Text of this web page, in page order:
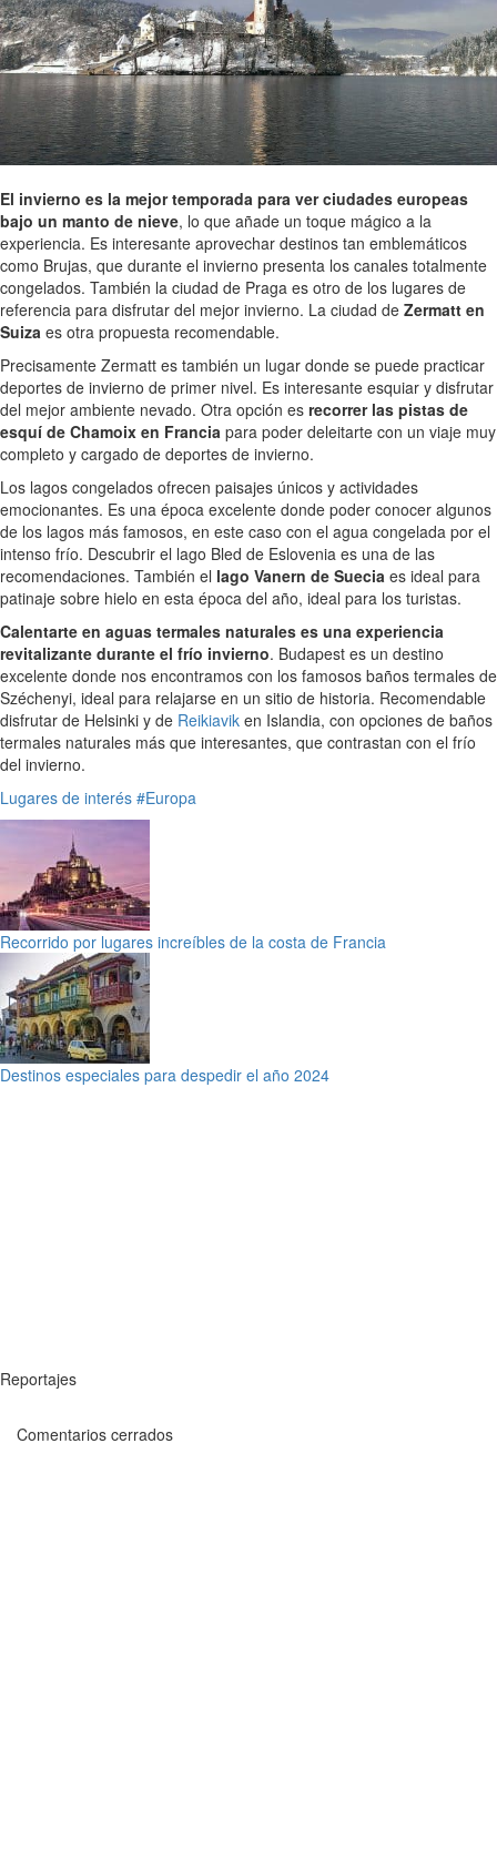
El invierno es la mejor temporada para ver ciudades europeas
bajo un manto de nieve, lo que añade un toque mágico a la
experiencia. Es interesante aprovechar destinos tan emblemáticos
como Brujas, que durante el invierno presenta los canales totalmente
congelados. También la ciudad de Praga es otro de los lugares de
referencia para disfrutar del mejor invierno. La ciudad de Zermatt en
Suiza es otra propuesta recomendable.
Precisamente Zermatt es también un lugar donde se puede practicar
deportes de invierno de primer nivel. Es interesante esquiar y disfrutar
del mejor ambiente nevado. Otra opción es recorrer las pistas de
esquí de Chamoix en Francia para poder deleitarte con un viaje muy
completo y cargado de deportes de invierno.
Los lagos congelados ofrecen paisajes únicos y actividades
emocionantes. Es una época excelente donde poder conocer algunos
de los lagos más famosos, en este caso con el agua congelada por el
intenso frío. Descubrir el lago Bled de Eslovenia es una de las
recomendaciones. También el lago Vanern de Suecia es ideal para
patinaje sobre hielo en esta época del año, ideal para los turistas.
Calentarte en aguas termales naturales es una experiencia
revitalizante durante el frío invierno. Budapest es un destino
excelente donde nos encontramos con los famosos baños termales de
Széchenyi, ideal para relajarse en un sitio de historia. Recomendable
disfrutar de Helsinki y de Reikiavik en Islandia, con opciones de baños
termales naturales más que interesantes, que contrastan con el frío
del invierno.
Lugares de interés #Europa
Recorrido por lugares increíbles de la costa de Francia
Destinos especiales para despedir el año 2024
Reportajes
Comentarios cerrados